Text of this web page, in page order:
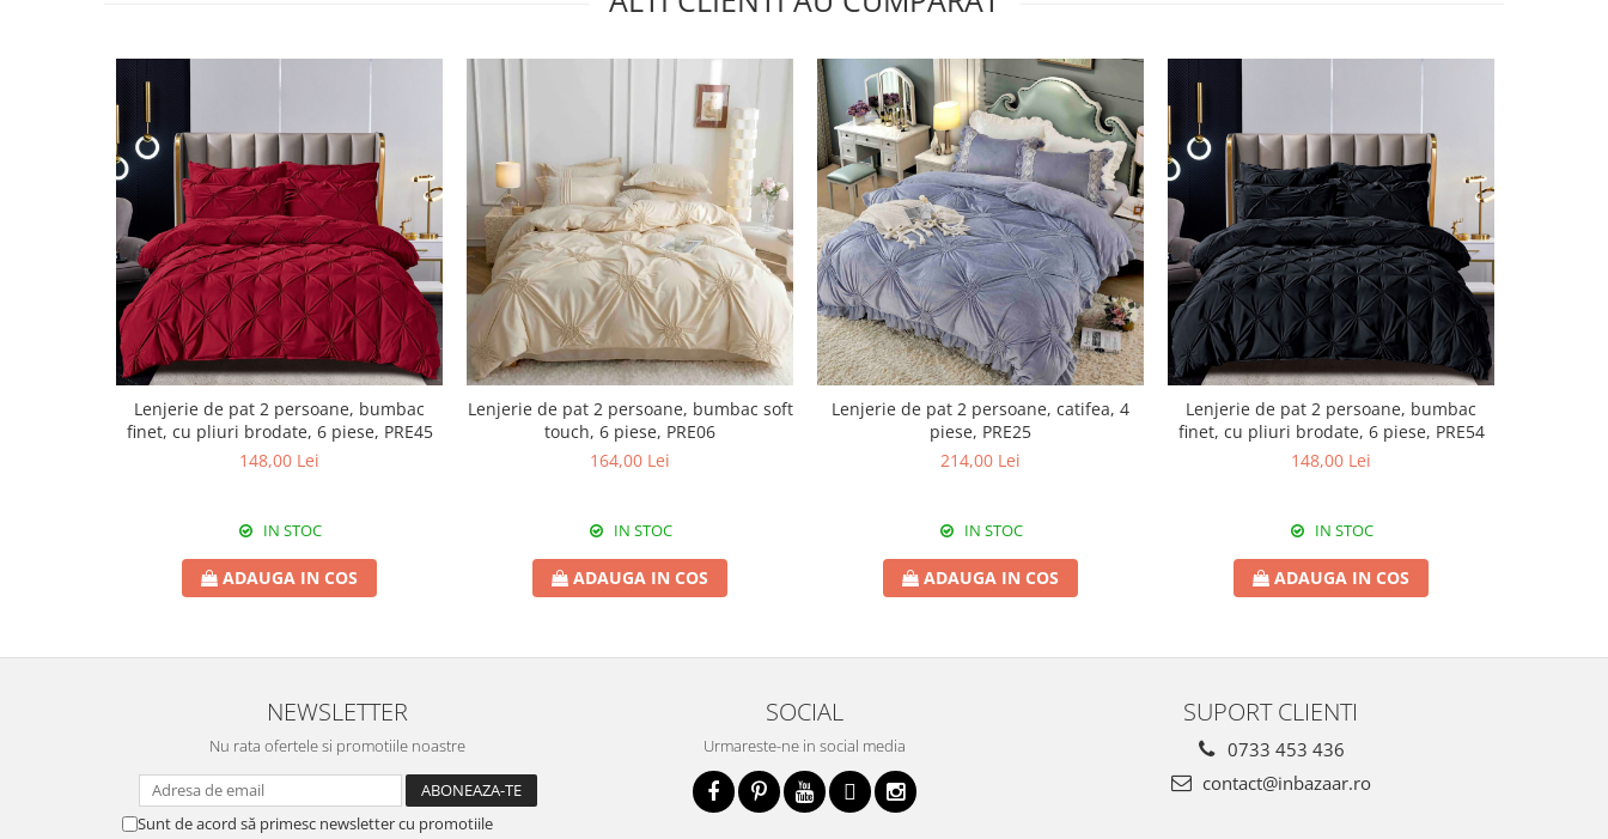
Lenjerie de pat 2 persoane, bumbac
finet, cu pliuri brodate, 6 piese, PRE45
148,00 Lei
IN STOC
ADAUGA IN COS
Lenjerie de pat 2 persoane, bumbac soft
touch, 6 piese, PRE06
164,00 Lei
IN STOC
ADAUGA IN COS
Lenjerie de pat 2 persoane, catifea, 4
piese, PRE25
214,00 Lei
IN STOC
ADAUGA IN COS
Lenjerie de pat 2 persoane, bumbac
finet, cu pliuri brodate, 6 piese, PRE54
148,00 Lei
IN STOC
ADAUGA IN COS
NEWSLETTER
Nu rata ofertele si promotiile noastre
Sunt de acord să primesc newsletter cu promotiile
SOCIAL
Urmareste-ne in social media
SUPORT CLIENTI
0733 453 436
contact@inbazaar.ro